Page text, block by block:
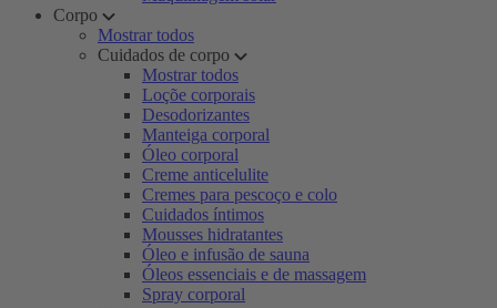
Corpo
Mostrar todos
Cuidados de corpo
Mostrar todos
Loçõe corporais
Desodorizantes
Manteiga corporal
Óleo corporal
Creme anticelulite
Cremes para pescoço e colo
Cuidados íntimos
Mousses hidratantes
Óleo e infusão de sauna
Óleos essenciais e de massagem
Spray corporal